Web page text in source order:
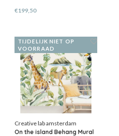
€199,50
TIJDELIJK NIET OP
VOORRAAD
Creative lab amsterdam
On the island Behang Mural